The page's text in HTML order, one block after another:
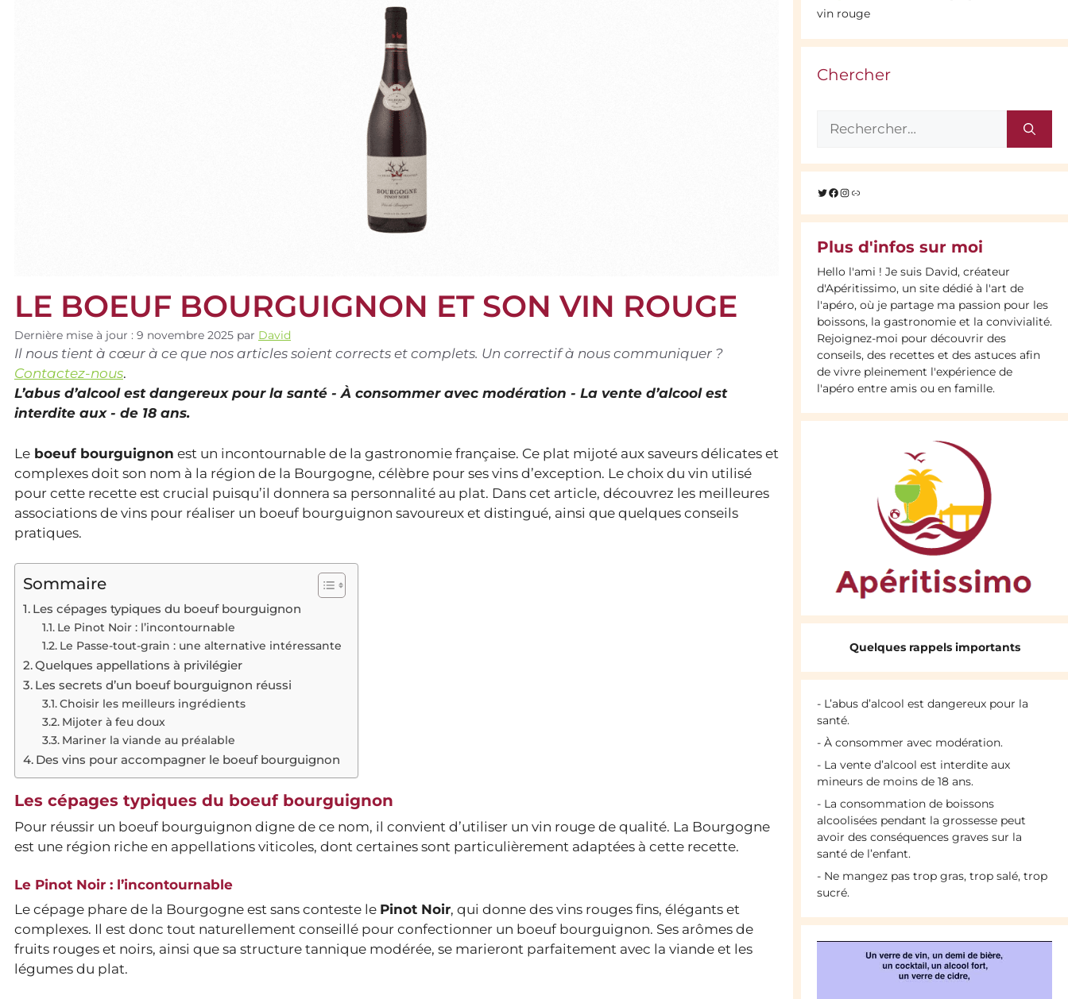
LE BOEUF BOURGUIGNON ET SON VIN ROUGE
Dernière mise à jour : 9 novembre 2025 par David
Il nous tient à cœur à ce que nos articles soient corrects et complets. Un correctif à nous communiquer ?
Contactez-nous.
L’abus d’alcool est dangereux pour la santé - À consommer avec modération - La vente d’alcool est
interdite aux - de 18 ans.
Le boeuf bourguignon est un incontournable de la gastronomie française. Ce plat mijoté aux saveurs délicates et
complexes doit son nom à la région de la Bourgogne, célèbre pour ses vins d’exception. Le choix du vin utilisé
pour cette recette est crucial puisqu’il donnera sa personnalité au plat. Dans cet article, découvrez les meilleures
associations de vins pour réaliser un boeuf bourguignon savoureux et distingué, ainsi que quelques conseils
pratiques.
Sommaire
Les cépages typiques du boeuf bourguignon
Le Pinot Noir : l’incontournable
Le Passe-tout-grain : une alternative intéressante
Quelques appellations à privilégier
Les secrets d’un boeuf bourguignon réussi
Choisir les meilleurs ingrédients
Mijoter à feu doux
Mariner la viande au préalable
Des vins pour accompagner le boeuf bourguignon
Les cépages typiques du boeuf bourguignon
Pour réussir un boeuf bourguignon digne de ce nom, il convient d’utiliser un vin rouge de qualité. La Bourgogne
est une région riche en appellations viticoles, dont certaines sont particulièrement adaptées à cette recette.
Le Pinot Noir : l’incontournable
Le cépage phare de la Bourgogne est sans conteste le Pinot Noir, qui donne des vins rouges fins, élégants et
complexes. Il est donc tout naturellement conseillé pour confectionner un boeuf bourguignon. Ses arômes de
fruits rouges et noirs, ainsi que sa structure tannique modérée, se marieront parfaitement avec la viande et les
légumes du plat.
vin rouge
Chercher
Rechercher :
Twitter
Facebook
Instagram
Lien
Plus d'infos sur moi
Hello l'ami ! Je suis David, créateur
d'Apéritissimo, un site dédié à l'art de
l'apéro, où je partage ma passion pour les
boissons, la gastronomie et la convivialité.
Rejoignez-moi pour découvrir des
conseils, des recettes et des astuces afin
de vivre pleinement l'expérience de
l'apéro entre amis ou en famille.
Quelques rappels importants
- L’abus d’alcool est dangereux pour la
santé.
- À consommer avec modération.
- La vente d’alcool est interdite aux
mineurs de moins de 18 ans.
- La consommation de boissons
alcoolisées pendant la grossesse peut
avoir des conséquences graves sur la
santé de l’enfant.
- Ne mangez pas trop gras, trop salé, trop
sucré.